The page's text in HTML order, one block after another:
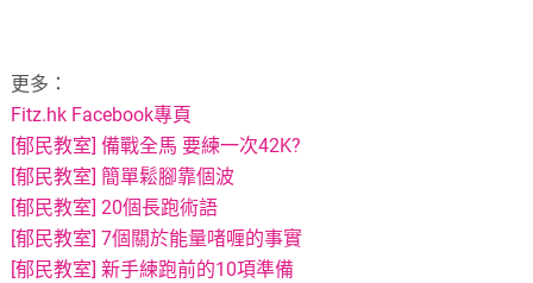
更多：
Fitz.hk Facebook專頁
[郁民教室] 備戰全馬 要練一次42K?
[郁民教室] 簡單鬆腳靠個波
[郁民教室] 20個長跑術語
[郁民教室] 7個關於能量啫喱的事實
[郁民教室] 新手練跑前的10項準備